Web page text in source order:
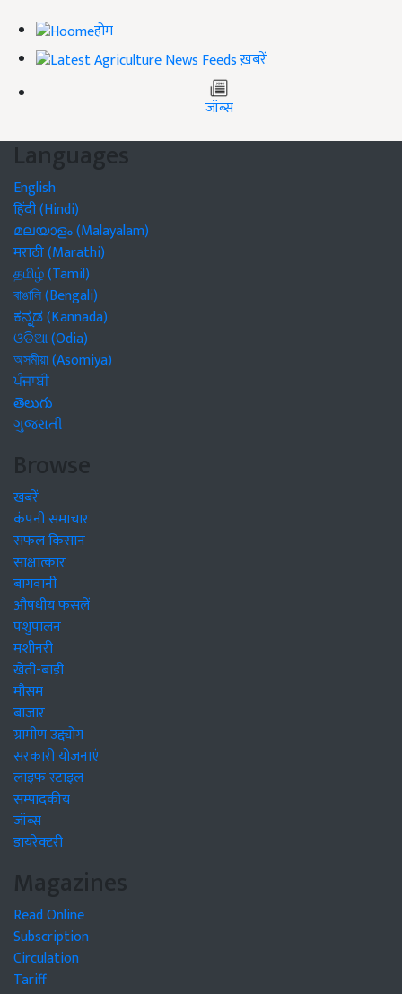
होम
ख़बरें
जॉब्स
Languages
English
हिंदी (Hindi)
മലയാളം (Malayalam)
मराठी (Marathi)
தமிழ் (Tamil)
বাঙালি (Bengali)
ಕನ್ನಡ (Kannada)
ଓଡିଆ (Odia)
অসমীয়া (Asomiya)
ਪੰਜਾਬੀ
తెలుగు
ગુજરાતી
Browse
खबरें
कंपनी समाचार
सफल किसान
साक्षात्कार
बागवानी
औषधीय फसलें
पशुपालन
मशीनरी
खेती-बाड़ी
मौसम
बाजार
ग्रामीण उद्द्योग
सरकारी योजनाएं
लाइफ स्टाइल
सम्पादकीय
जॉब्स
डायरेक्टरी
Magazines
Read Online
Subscription
Circulation
Tariff